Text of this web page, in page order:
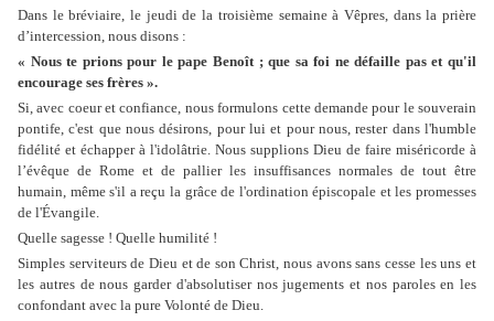
Dans le bréviaire, le jeudi de la troisième semaine à Vêpres, dans la prière
d’intercession, nous disons :
« Nous te prions pour le pape Benoît ; que sa foi ne défaille pas et qu'il
encourage ses frères ».
Si, avec coeur et confiance, nous formulons cette demande pour le souverain
pontife, c'est que nous désirons, pour lui et pour nous, rester dans l'humble
fidélité et échapper à l'idolâtrie. Nous supplions Dieu de faire miséricorde à
l’évêque de Rome et de pallier les insuffisances normales de tout être
humain, même s'il a reçu la grâce de l'ordination épiscopale et les promesses
de l'Évangile.
Quelle sagesse ! Quelle humilité !
Simples serviteurs de Dieu et de son Christ, nous avons sans cesse les uns et
les autres de nous garder d'absolutiser nos jugements et nos paroles en les
confondant avec la pure Volonté de Dieu.